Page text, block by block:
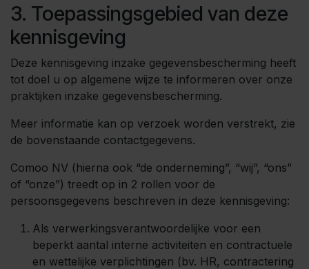
3. Toepassingsgebied van deze
kennisgeving
Deze kennisgeving inzake gegevensbescherming heeft
tot doel u op algemene wijze te informeren over onze
praktijken inzake gegevensbescherming.
Meer informatie kan op verzoek worden verstrekt, zie
de bovenstaande contactgegevens.
Comoo NV (hierna ook “de onderneming”, “wij”, “ons”
of “onze”) treedt op in 2 rollen voor de
persoonsgegevens beschreven in deze kennisgeving:
Als verwerkingsverantwoordelijke voor een
beperkt aantal interne activiteiten en contractuele
en wettelijke verplichtingen (bv. HR, contractering